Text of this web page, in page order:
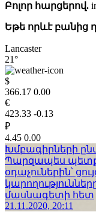
Բոլոր հարցերով.
Եթե որևէ բանից
Lancaster
21°
$
366.17 0.00
€
423.33 -0.13
₽
4.45 0.00
Խմբագիրների
Պարզապես պետք
օդաչուներին՝
մասնագետի հետ
21.11.2020, 20:11